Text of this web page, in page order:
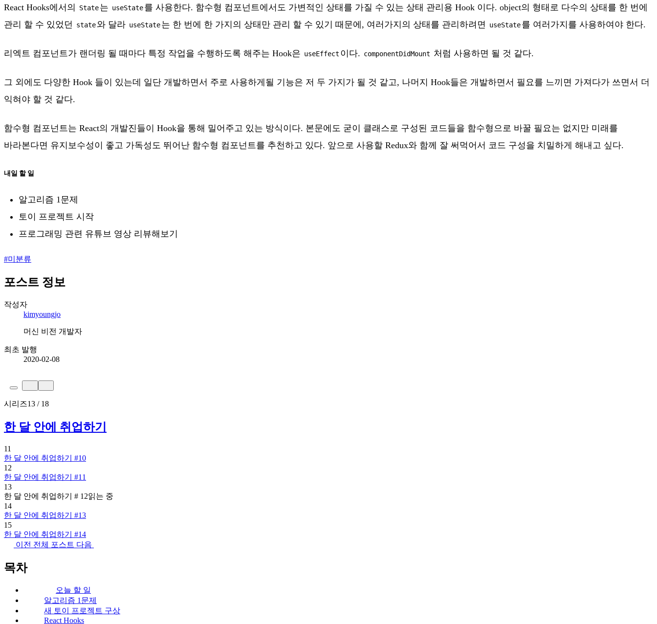
React Hooks에서의 State는 useState를 사용한다. 함수형 컴포넌트에서도 가변적인 상태를 가질 수 있는 상태 관리용 Hook 이다. object의 형태로 다수의 상태를 한 번에
관리 할 수 있었던
state와 달라 useState는 한 번에 한 가지의 상태만 관리 할 수 있기 때문에, 여러가지의 상태를 관리하려면 useState를 여러가지를 사용하여야 한다.
리엑트 컴포넌트가 랜더링 될 때마다 특정 작업을 수행하도록 해주는 Hook은 useEffect 이다. componentDidMount 처럼 사용하면 될 것 같다.
그 외에도 다양한 Hook 들이 있는데 일단 개발하면서 주로 사용하게될 기능은 저 두 가지가 될 것 같고, 나머지 Hook들은 개발하면서 필요를 느끼면 가져다가 쓰면서 더
익혀야 할 것 같다.
함수형 컴포넌트는 React의 개발진들이 Hook을 통해 밀어주고 있는 방식이다. 본문에도 굳이 클래스로 구성된 코드들을 함수형으로 바꿀 필요는 없지만 미래를
바라본다면 유지보수성이 좋고 가독성도 뛰어난 함수형 컴포넌트를 추천하고 있다. 앞으로 사용할 Redux와 함께 잘 써먹어서 코드 구성을 치밀하게 해내고 싶다.
내일 할 일
알고리즘 1문제
토이 프로젝트 시작
프로그래밍 관련 유튜브 영상 리뷰해보기
#미분류
포스트 정보
작성자
kimyoungjo
머신 비전 개발자
최초 발행
2020-02-08
시리즈13 / 18
한 달 안에 취업하기
11
한 달 안에 취업하기 #10
12
한 달 안에 취업하기 #11
13
한 달 안에 취업하기 # 12읽는 중
14
한 달 안에 취업하기 #13
15
한 달 안에 취업하기 #14
이전 전체 포스트 다음
목차
오늘 할 일
알고리즘 1문제
새 토이 프로젝트 구상
React Hooks